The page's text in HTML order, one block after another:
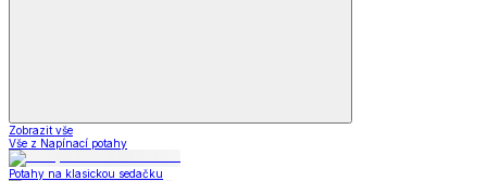
Zobrazit vše
Vše z Napínací potahy
Potahy na klasickou sedačku